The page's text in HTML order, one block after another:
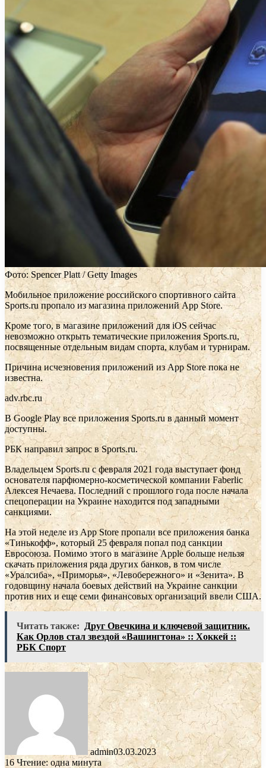
Фото: Spencer Platt / Getty Images
Мобильное приложение российского спортивного сайта
Sports.ru пропало из магазина приложений App Store.
Кроме того, в магазине приложений для iOS сейчас
невозможно открыть тематические приложения Sports.ru,
посвященные отдельным видам спорта, клубам и турнирам.
Причина исчезновения приложений из App Store пока не
известна.
adv.rbc.ru
В Google Play все приложения Sports.ru в данный момент
доступны.
РБК направил запрос в Sports.ru.
Владельцем Sports.ru с февраля 2021 года выступает фонд
основателя парфюмерно-косметической компании Faberlic
Алексея Нечаева. Последний с прошлого года после начала
спецоперации на Украине находится под западными
санкциями.
На этой неделе из App Store пропали все приложения банка
«Тинькофф», который 25 февраля попал под санкции
Евросоюза. Помимо этого в магазине Apple больше нельзя
скачать приложения ряда других банков, в том числе
«Уралсиба», «Приморья», «Левобережного» и «Зенита». В
годовщину начала боевых действий на Украине санкции
против них и еще семи финансовых организаций ввели США.
Читать также:
Друг Овечкина и ключевой защитник.
Как Орлов стал звездой «Вашингтона» :: Хоккей ::
РБК Спорт
admin03.03.2023
16 Чтение: одна минута